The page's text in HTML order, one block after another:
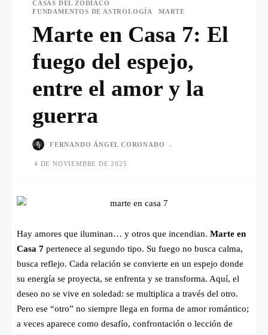
CASAS DEL ZODIACO
FUNDAMENTOS DE ASTROLOGÍA
MARTE
Marte en Casa 7: El
fuego del espejo,
entre el amor y la
guerra
FERNANDO ÁNGEL CORONADO -
4 DE NOVIEMBRE DE 2025
Hay amores que iluminan… y otros que incendian. Marte en
Casa 7 pertenece al segundo tipo. Su fuego no busca calma,
busca reflejo. Cada relación se convierte en un espejo donde
su energía se proyecta, se enfrenta y se transforma. Aquí, el
deseo no se vive en soledad: se multiplica a través del otro.
Pero ese “otro” no siempre llega en forma de amor romántico;
a veces aparece como desafío, confrontación o lección de